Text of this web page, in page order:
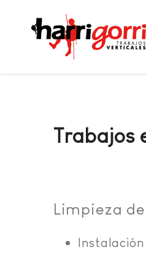
Trabajos
Limpieza